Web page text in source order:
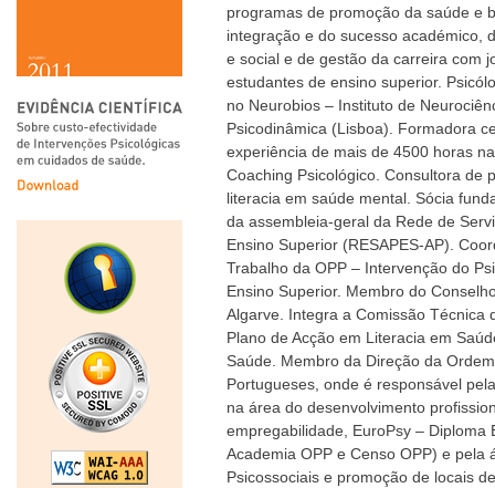
programas de promoção da saúde e
integração e do sucesso académico,
e social e de gestão da carreira com
estudantes de ensino superior.
no Neurobios – Instituto de
Psicodinâmica (Lisboa). Formadora
experiência de mais de 4500 horas
Coaching Psicológico. Consultora de
literacia em saúde mental. Sócia
da assembleia-geral da Rede de
Ensino Superior (RESAPES-AP).
Trabalho da OPP – Intervenção do
Ensino Superior. Membro do
Algarve. Integra a Comissão Técnica
Plano de Acção em Literacia em
Saúde. Membro da Direção da
Portugueses, onde é responsável
na área do desenvolvimento
empregabilidade, EuroPsy – Diploma
Academia OPP e Censo OPP) e pela
Psicossociais e promoção de locais